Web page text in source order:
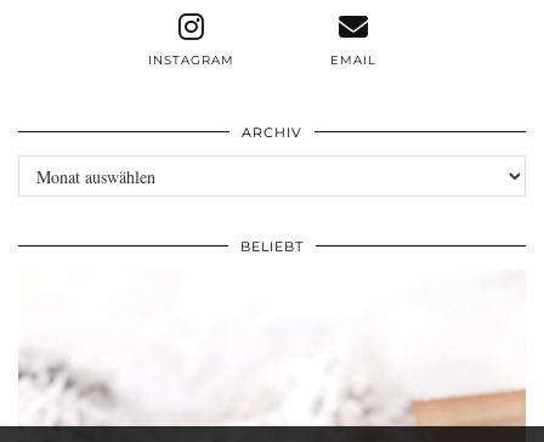
INSTAGRAM EMAIL
ARCHIV
Archiv
BELIEBT